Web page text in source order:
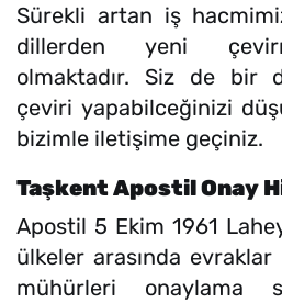
Sürekli artan iş
dillerden yeni
olmaktadır. Siz de bir
çeviri yapabilceğinizi
bizimle iletişime geçiniz.
Taşkent Apostil Onay
Apostil 5 Ekim 1961
ülkeler arasında
mühürleri onaylama